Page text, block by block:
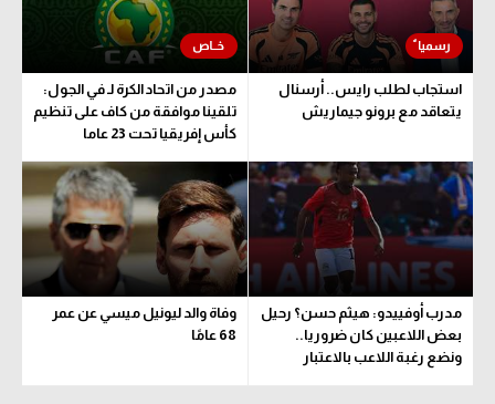
استجاب لطلب رايس.. أرسنال
يتعاقد مع برونو جيماريش
مصدر من اتحاد الكرة لـ في الجول:
تلقينا موافقة من كاف على تنظيم
كأس إفريقيا تحت 23 عاما
مدرب أوفييدو: هيثم حسن؟ رحيل
بعض اللاعبين كان ضروريا..
ونضع رغبة اللاعب بالاعتبار
وفاة والد ليونيل ميسي عن عمر
68 عامًا